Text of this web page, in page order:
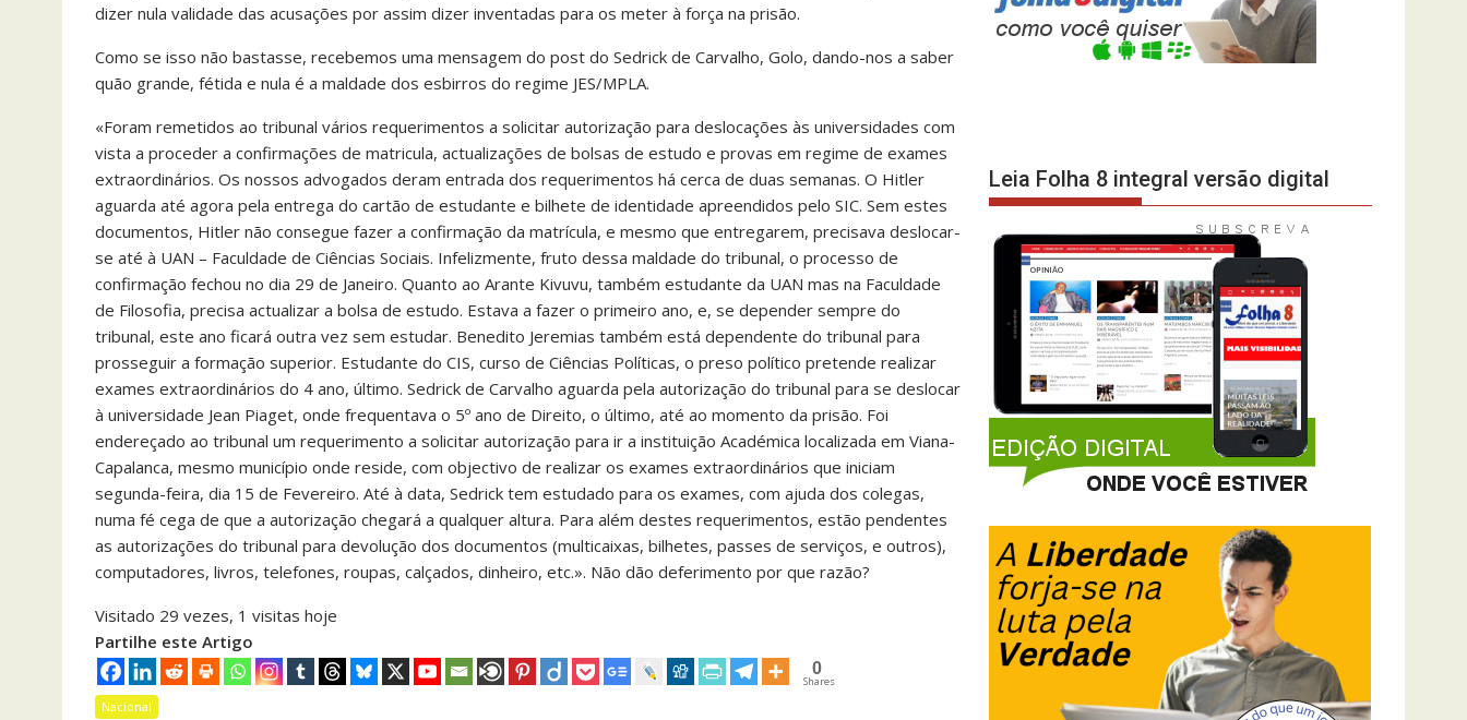
dizer nula validade das acusações por assim dizer inventadas para os meter à força na prisão.
Como se isso não bastasse, recebemos uma mensagem do post do Sedrick de Carvalho, Golo, dando-nos a saber
quão grande, fétida e nula é a maldade dos esbirros do regime JES/MPLA.
«Foram remetidos ao tribunal vários requerimentos a solicitar autorização para deslocações às universidades com
vista a proceder a confirmações de matricula, actualizações de bolsas de estudo e provas em regime de exames
extraordinários. Os nossos advogados deram entrada dos requerimentos há cerca de duas semanas. O Hitler
aguarda até agora pela entrega do cartão de estudante e bilhete de identidade apreendidos pelo SIC. Sem estes
documentos, Hitler não consegue fazer a confirmação da matrícula, e mesmo que entregarem, precisava deslocar-
se até à UAN – Faculdade de Ciências Sociais. Infelizmente, fruto dessa maldade do tribunal, o processo de
confirmação fechou no dia 29 de Janeiro. Quanto ao Arante Kivuvu, também estudante da UAN mas na Faculdade
de Filosofia, precisa actualizar a bolsa de estudo. Estava a fazer o primeiro ano, e, se depender sempre do
tribunal, este ano ficará outra vez sem estudar. Benedito Jeremias também está dependente do tribunal para
prosseguir a formação superior. Estudante do CIS, curso de Ciências Políticas, o preso político pretende realizar
exames extraordinários do 4 ano, último. Sedrick de Carvalho aguarda pela autorização do tribunal para se deslocar
à universidade Jean Piaget, onde frequentava o 5º ano de Direito, o último, até ao momento da prisão. Foi
endereçado ao tribunal um requerimento a solicitar autorização para ir a instituição Académica localizada em Viana-
Capalanca, mesmo município onde reside, com objectivo de realizar os exames extraordinários que iniciam
segunda-feira, dia 15 de Fevereiro. Até à data, Sedrick tem estudado para os exames, com ajuda dos colegas,
numa fé cega de que a autorização chegará a qualquer altura. Para além destes requerimentos, estão pendentes
as autorizações do tribunal para devolução dos documentos (multicaixas, bilhetes, passes de serviços, e outros),
computadores, livros, telefones, roupas, calçados, dinheiro, etc.». Não dão deferimento por que razão?
Visitado 29 vezes, 1 visitas hoje
Partilhe este Artigo
0
Shares
Nacional
Leia Folha 8 integral versão digital